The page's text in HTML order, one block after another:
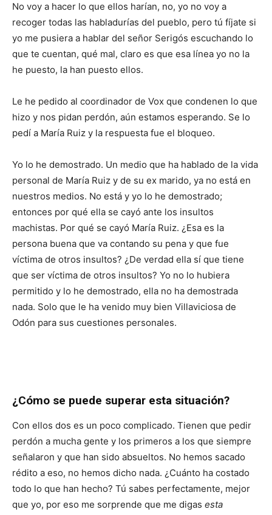
No voy a hacer lo que ellos harían, no, yo no voy a
recoger todas las habladurías del pueblo, pero tú fíjate si
yo me pusiera a hablar del señor Serigós escuchando lo
que te cuentan, qué mal, claro es que esa línea yo no la
he puesto, la han puesto ellos.
Le he pedido al coordinador de Vox que condenen lo que
hizo y nos pidan perdón, aún estamos esperando. Se lo
pedí a María Ruiz y la respuesta fue el bloqueo.
Yo lo he demostrado. Un medio que ha hablado de la vida
personal de María Ruiz y de su ex marido, ya no está en
nuestros medios. No está y yo lo he demostrado;
entonces por qué ella se cayó ante los insultos
machistas. Por qué se cayó María Ruiz. ¿Esa es la
persona buena que va contando su pena y que fue
víctima de otros insultos? ¿De verdad ella sí que tiene
que ser víctima de otros insultos? Yo no lo hubiera
permitido y lo he demostrado, ella no ha demostrada
nada. Solo que le ha venido muy bien Villaviciosa de
Odón para sus cuestiones personales.
¿Cómo se puede superar esta situación?
Con ellos dos es un poco complicado. Tienen que pedir
perdón a mucha gente y los primeros a los que siempre
señalaron y que han sido absueltos. No hemos sacado
rédito a eso, no hemos dicho nada. ¿Cuánto ha costado
todo lo que han hecho? Tú sabes perfectamente, mejor
que yo, por eso me sorprende que me digas esta